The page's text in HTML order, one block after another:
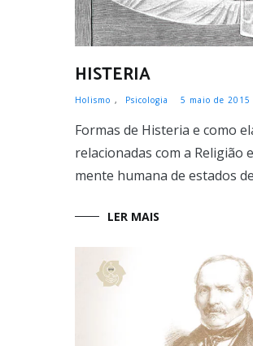
HISTERIA
Holismo , Psicologia 5 maio de 2015
Formas de Histeria e como
relacionadas com a Religião
mente humana de estados
LER MAIS